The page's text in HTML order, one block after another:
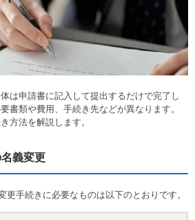
は申請書に記入して提出するだけで完了し
書類や費用、手続き先などが異なります。
方法を解説します。
義変更
更手続きに必要なものは以下のとおりです。